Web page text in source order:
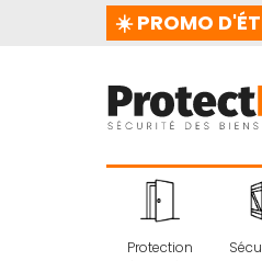
☀️ PROMO
de vacances ! 📢Jusqu'à
Protection